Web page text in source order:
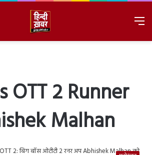
OTT 2 Runner
Malhan